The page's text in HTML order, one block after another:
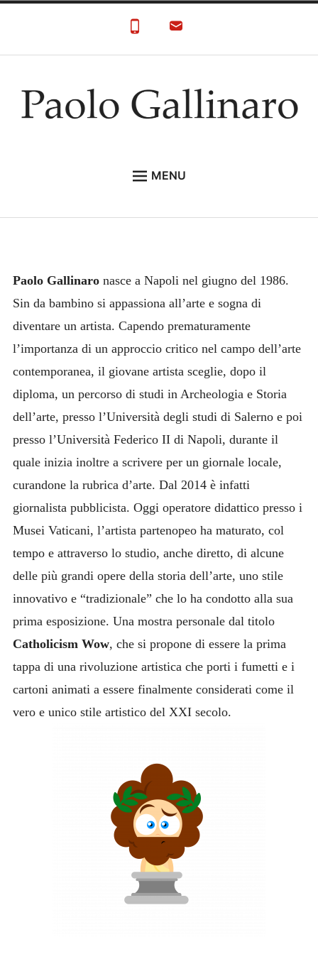
Paolo Gallinaro
MENU
Paolo Gallinaronasce a Napoli nel giugno del 1986.
Sin da bambino si appassiona all’arte e sogna di
diventare un artista. Capendo prematuramente
l’importanza di un approccio critico nel campo dell’arte
contemporanea, il giovane artista sceglie, dopo il
diploma, un percorso di studi in Archeologia e Storia
dell’arte, presso l’Università degli studi di Salerno e poi
presso l’Università Federico II di Napoli, durante il
quale inizia inoltre a scrivere per un giornale locale,
curandone la rubrica d’arte. Dal 2014 è infatti
giornalista pubblicista. Oggi operatore didattico presso i
Musei Vaticani, l’artista partenopeo ha maturato, col
tempo e attraverso lo studio, anche diretto, di alcune
delle più grandi opere della storia dell’arte, uno stile
innovativo e “tradizionale” che lo ha condotto alla sua
prima esposizione. Una mostra personale dal titolo
Catholicism Wow, che si propone di essere la prima
tappa di una rivoluzione artistica che porti i fumetti e i
cartoni animati a essere finalmente considerati come il
vero e unico stile artistico del XXI secolo.